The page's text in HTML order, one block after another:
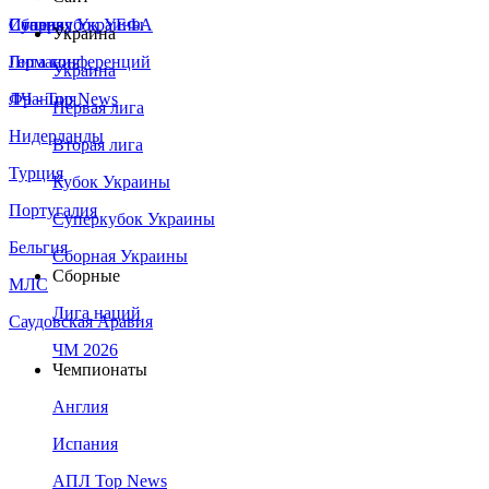
Сборная Украины
Италия
Германия
Франция
Нидерланды
Турция
Португалия
Бельгия
МЛС
Саудовская Аравия
Суперкубок УЕФА
Лига конференций
ЛЧ - Top News
Украина
Украина
Первая лига
Вторая лига
Кубок Украины
Суперкубок Украины
Сборная Украины
Сборные
Лига наций
ЧМ 2026
Чемпионаты
Англия
Испания
АПЛ Top News